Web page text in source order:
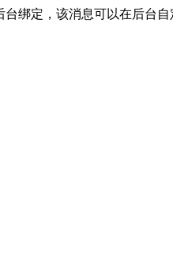
绑定，该消息可以在后台自